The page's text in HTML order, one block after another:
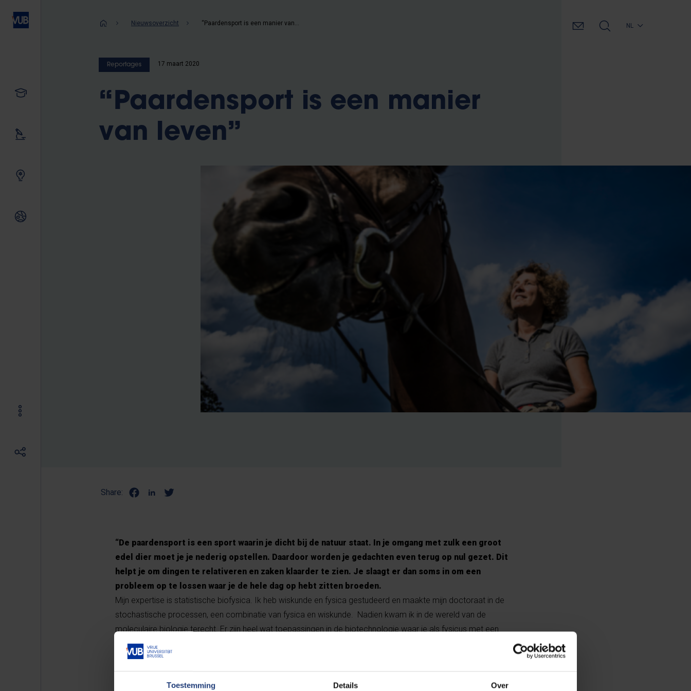
Toestemming Details Over
Ons onderzoek
Kruimelpad
Nieuwsoverzicht NL
Reportages 17 maart 2020
“Paardensport is een manier
van leven”
Share:
“De paardensport is een sport waarin je dicht bij de natuur staat. In je omgang met zulk een groot
edel dier moet je je nederig opstellen. Daardoor worden je gedachten even terug op nul gezet. Dit
helpt je om dingen te relativeren en zaken klaarder te zien. Je slaagt er dan soms in om een
probleem op te lossen waar je de hele dag op hebt zitten broeden.
Mijn expertise is statistische biofysica. Ik heb wiskunde en fysica gestudeerd en maakte mijn doctoraat in de
stochastische processen, een combinatie van fysica en wiskunde. Nadien kwam ik in de wereld van de
moleculaire biologie terecht. Er zijn heel wat toepassingen in de biotechnologie waar je als fysicus met een
statistische background je inbreng kan hebben. Ik werk meestal met bio-ingenieurs maar krijg soms ook vragen
van andere wetenschappers zoals geografen en biologen. Er worden tegenwoordig grote datasets
geproduceerd en statistiek wordt steeds belangrijker. Ik hou van dit onderzoek omdat het zo breed is.